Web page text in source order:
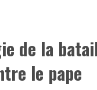
de la
le pape